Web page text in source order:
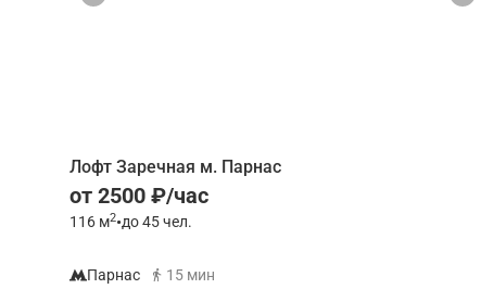
Лофт Заречная м. Парнас
от 2500 ₽/час
116 м2•до 45 чел.
Парнас
15 мин